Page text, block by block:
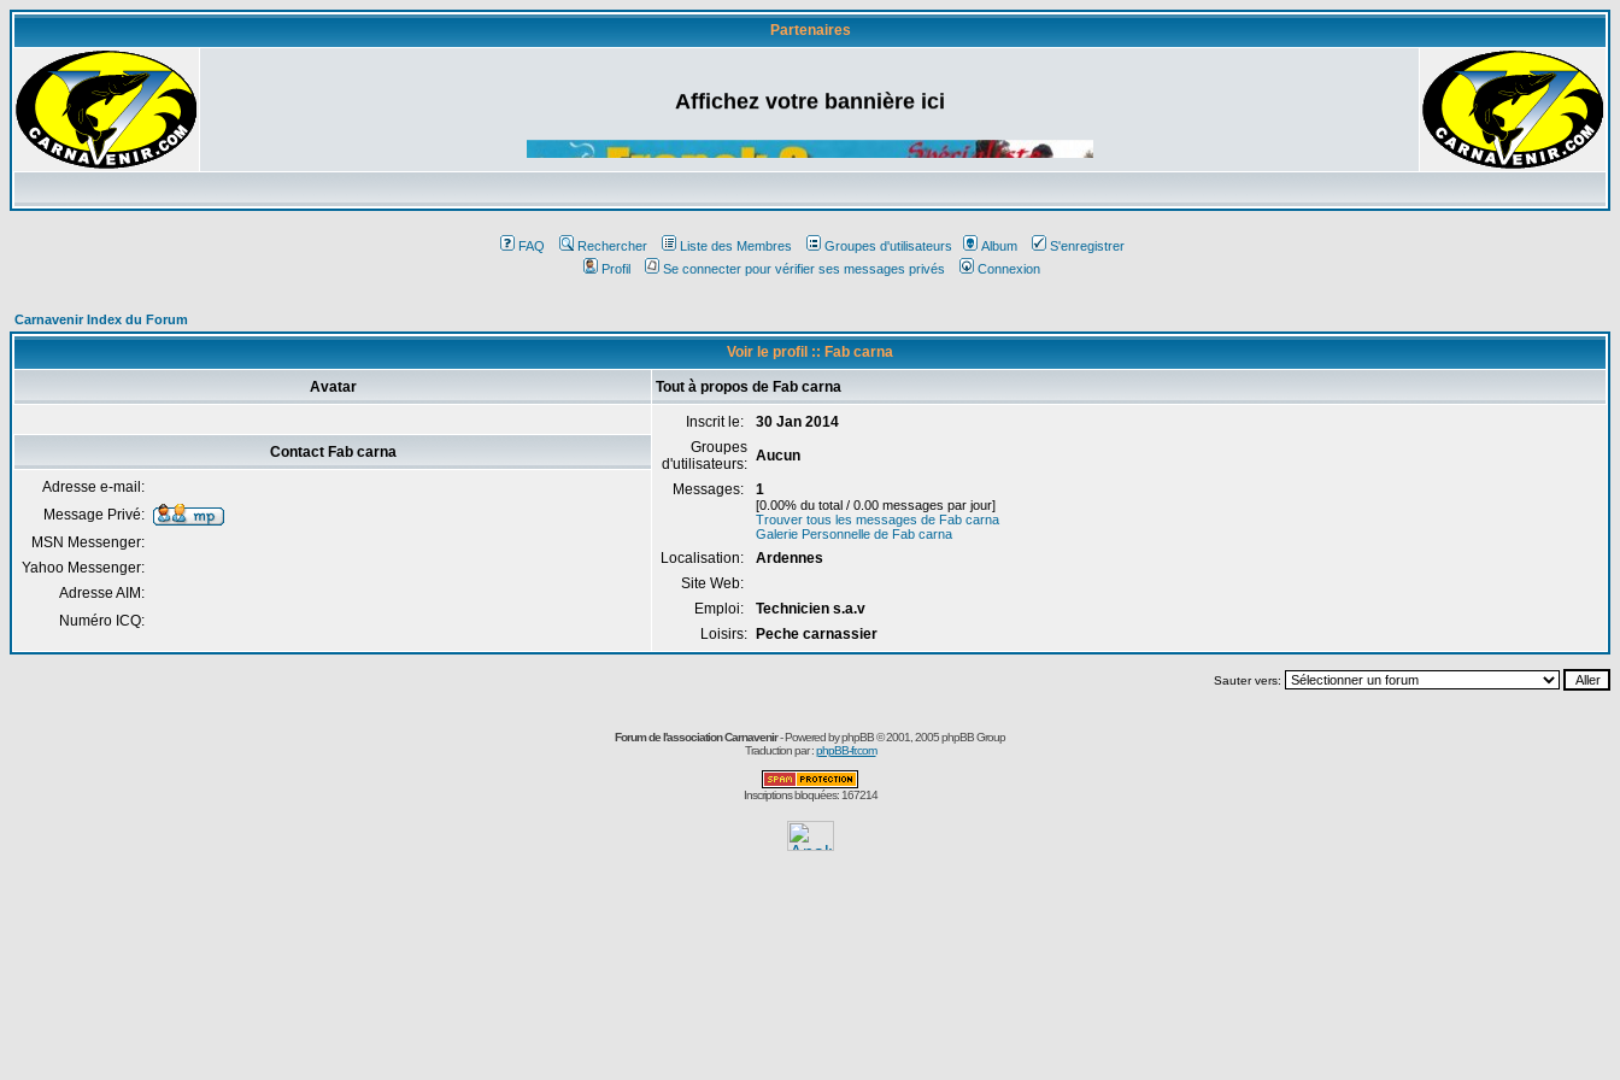
Partenaires
Affichez votre bannière ici
FAQ Rechercher Liste des Membres Groupes d'utilisateurs Album
S'enregistrer
Profil
Se connecter pour vérifier ses messages privés Connexion
Carnavenir Index du Forum
Voir le profil :: Fab carna
Avatar Tout à propos de Fab carna
Inscrit le:
30 Jan 2014
Groupes
d'utilisateurs: Aucun
Messages:
1
[0.00% du total / 0.00 messages par jour]
Trouver tous les messages de Fab carna
Galerie Personnelle de Fab carna
Localisation:
Ardennes
Site Web:
Emploi:
Technicien s.a.v
Loisirs:
Peche carnassier
Contact Fab carna
Adresse e-mail:
Message Privé:
MSN Messenger:
Yahoo Messenger:
Adresse AIM:
Numéro ICQ:
Sauter vers:
Forum de l'association Carnavenir- Powered byphpBB© 2001, 2005 phpBB Group
Traduction par :phpBB-fr.com
Inscriptions bloquées: 167214